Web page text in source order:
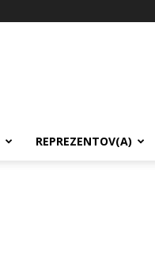
REPREZENTOV(A)